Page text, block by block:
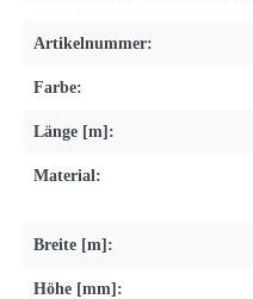
Artikelnummer:
Farbe:
Länge [m]:
Material:
Breite [m]:
Höhe [mm]: